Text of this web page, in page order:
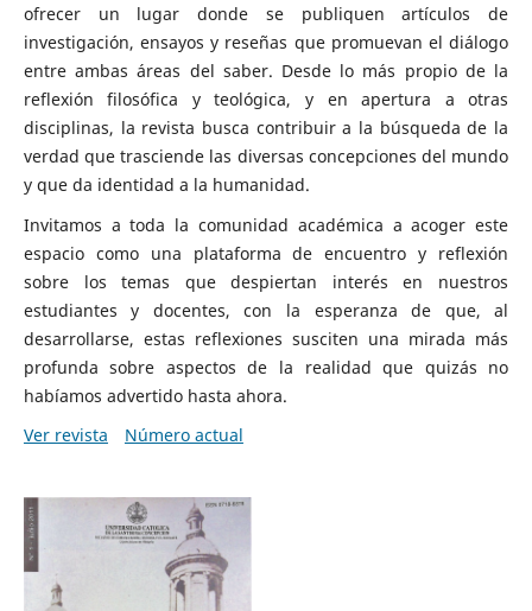
ofrecer un lugar donde se publiquen artículos de
investigación, ensayos y reseñas que promuevan el diálogo
entre ambas áreas del saber. Desde lo más propio de la
reflexión filosófica y teológica, y en apertura a otras
disciplinas, la revista busca contribuir a la búsqueda de la
verdad que trasciende las diversas concepciones del mundo
y que da identidad a la humanidad.
Invitamos a toda la comunidad académica a acoger este
espacio como una plataforma de encuentro y reflexión
sobre los temas que despiertan interés en nuestros
estudiantes y docentes, con la esperanza de que, al
desarrollarse, estas reflexiones susciten una mirada más
profunda sobre aspectos de la realidad que quizás no
habíamos advertido hasta ahora.
Ver revista
Número actual